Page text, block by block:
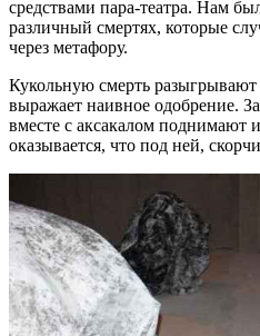
средствами пара-театра. Нам
различный смертях, которые
через метафору.
Кукольную смерть
выражает наивное одобрение.
вместе с аксакалом поднимают
оказывается, что под ней,